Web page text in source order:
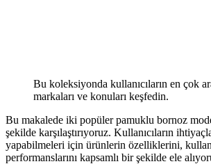
Bu koleksiyonda kullanıcıların en çok
markaları ve konuları keşfedin.
Bu makalede iki popüler pamuklu bornoz
şekilde karşılaştırıyoruz. Kullanıcıların
yapabilmeleri için ürünlerin özelliklerini,
performanslarını kapsamlı bir şekilde ele